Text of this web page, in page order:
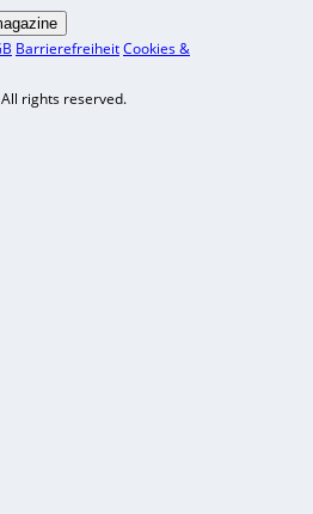
BarrierefreiheitCookies &
rights reserved.